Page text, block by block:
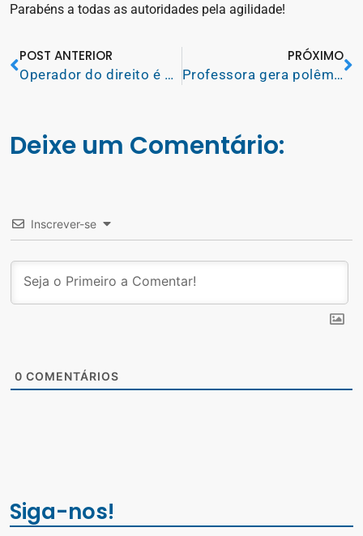
Parabéns a todas as autoridades pela agilidade!
POST ANTERIOR
Operador do direito é assassinado na cidade de Caxias-MA
PRÓXIMO
Professora gera polêmica após aparecer com “look massacre”
Deixe um Comentário:
Inscrever-se
0 COMENTÁRIOS
Siga-nos!